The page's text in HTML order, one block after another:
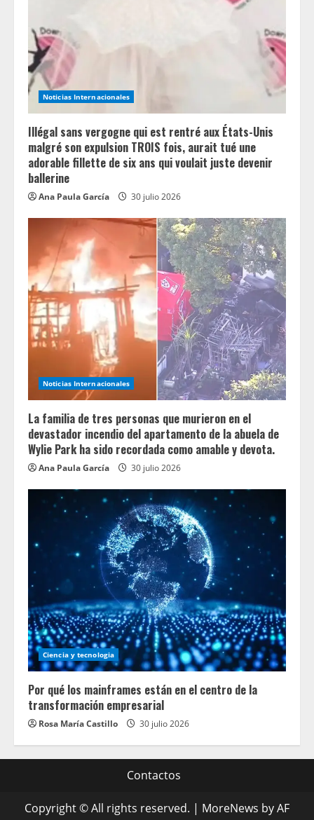
Noticias Internacionales
Illégal sans vergogne qui est rentré aux États-Unis
malgré son expulsion TROIS fois, aurait tué une
adorable fillette de six ans qui voulait juste devenir
ballerine
Ana Paula García 30 julio 2026
Noticias Internacionales
La familia de tres personas que murieron en el
devastador incendio del apartamento de la abuela de
Wylie Park ha sido recordada como amable y devota.
Ana Paula García 30 julio 2026
Ciencia y tecnologia
Por qué los mainframes están en el centro de la
transformación empresarial
Rosa María Castillo 30 julio 2026
Contactos
Copyright © All rights reserved. | MoreNews by AF